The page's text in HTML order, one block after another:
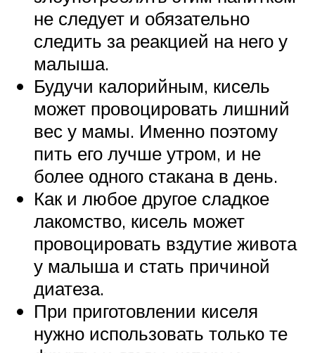
не следует и обязательно
следить за реакцией на него у
малыша.
Будучи калорийным, кисель
может провоцировать лишний
вес у мамы. Именно поэтому
пить его лучше утром, и не
более одного стакана в день.
Как и любое другое сладкое
лакомство, кисель может
провоцировать вздутие живота
у малыша и стать причиной
диатеза.
При приготовлении киселя
нужно использовать только те